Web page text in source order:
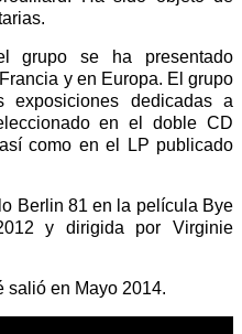
grupo se ha presentado
y en Europa. El grupo
dedicadas a
en el doble CD
como en el LP publicado
Berlin 81 en la película Bye
y dirigida por Virginie
salió en Mayo 2014.